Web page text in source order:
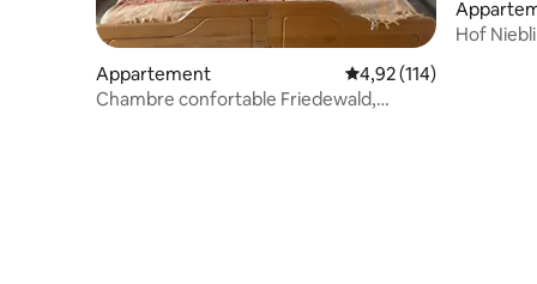
Appartement Évaluation moyenne
4,92 (114)
Chambre confortable Friedewald,
Hof